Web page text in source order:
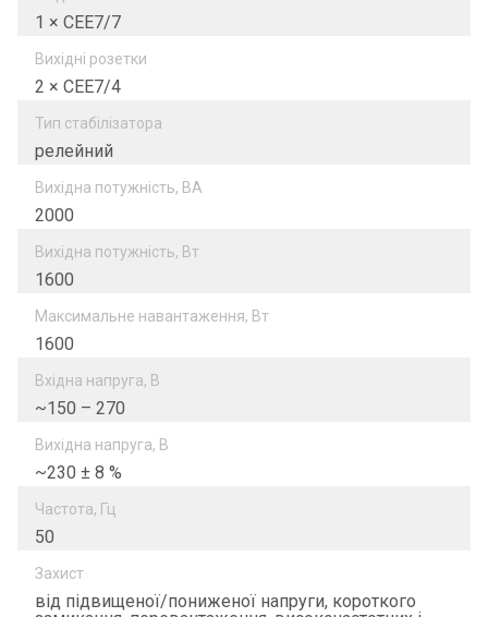
1 × СЕЕ7/7
Вихідні розетки
2 × СЕЕ7/4
Тип стабілізатора
релейний
Вихідна потужність, ВА
2000
Вихідна потужність, Вт
1600
Максимальне навантаження, Вт
1600
Вхідна напруга, В
~150 – 270
Вихідна напруга, В
~230 ± 8 %
Частота, Гц
50
Захист
від підвищеної/пониженої напруги, короткого